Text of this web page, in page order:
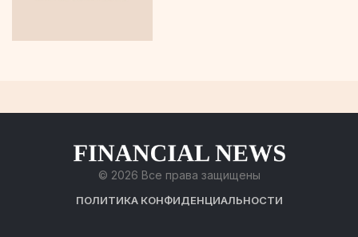
© 2026 Все права защищены
ПОЛИТИКА КОНФИДЕНЦИАЛЬНОСТИ